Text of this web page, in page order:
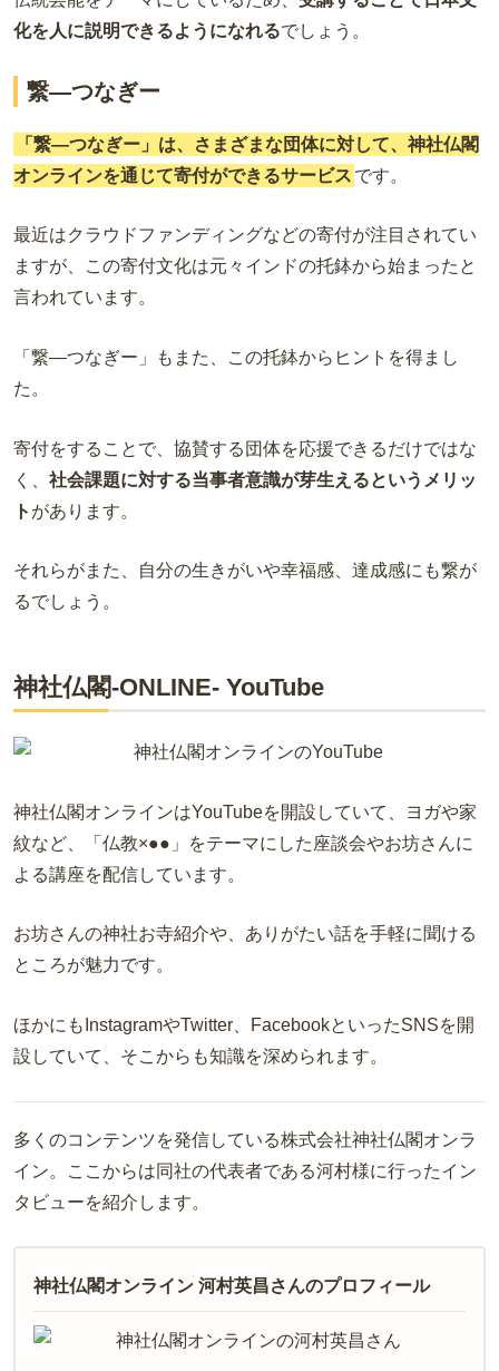
化を人に説明できるようになれるでしょう。
繋―つなぎー
「繋―つなぎー」は、さまざまな団体に対して、神社仏閣
オンラインを通じて寄付ができるサービス です。
最近はクラウドファンディングなどの寄付が注目されてい
ますが、この寄付文化は元々インドの托鉢から始まったと
言われています。
「繋―つなぎー」もまた、この托鉢からヒントを得まし
た。
寄付をすることで、協賛する団体を応援できるだけではな
く、 社会課題に対する当事者意識が芽生えるというメリッ
ト があります。
それらがまた、自分の生きがいや幸福感、達成感にも繋が
るでしょう。
神社仏閣-ONLINE- YouTube
神社仏閣オンラインはYouTubeを開設していて、ヨガや家
紋など、「仏教×●●」をテーマにした座談会やお坊さんに
よる講座を配信しています。
お坊さんの神社お寺紹介や、ありがたい話を手軽に聞ける
ところが魅力です。
ほかにもInstagramやTwitter、FacebookといったSNSを開
設していて、そこからも知識を深められます。
多くのコンテンツを発信している株式会社神社仏閣オンラ
イン。ここからは同社の代表者である河村様に行ったイン
タビューを紹介します。
神社仏閣オンライン 河村英昌さんのプロフィール